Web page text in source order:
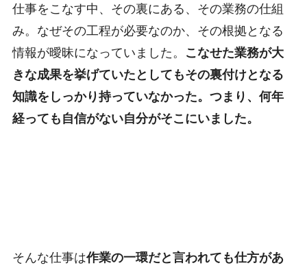
仕事をこなす中、その裏にある、その業務の仕組
み。なぜその工程が必要なのか、その根拠となる
情報が曖昧になっていました。
こなせた業務が大
きな成果を挙げていたとしてもその裏付けとなる
知識をしっかり持っていなかった。つまり、何年
経っても自信がない自分がそこにいました。
そんな仕事は作業の一環だと言われても仕方があ